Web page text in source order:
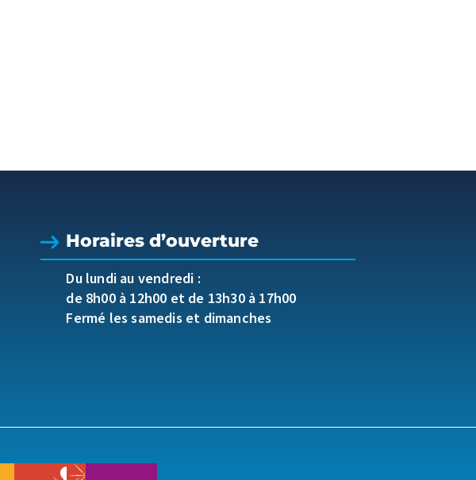
Horaires d’ouverture
Du lundi au vendredi :
de 8h00 à 12h00 et de 13h30 à 17h00
Fermé les samedis et dimanches